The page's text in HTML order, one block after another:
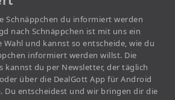
Schnäppchen du informiert werden
nach Schnäppchen ist mit uns ein
Wahl und kannst so entscheide, wie du
informiert werden willst. Die
kannst du per Newsletter, der täglich
über die DealGott App für Android
Du entscheidest und wir bringen dir die